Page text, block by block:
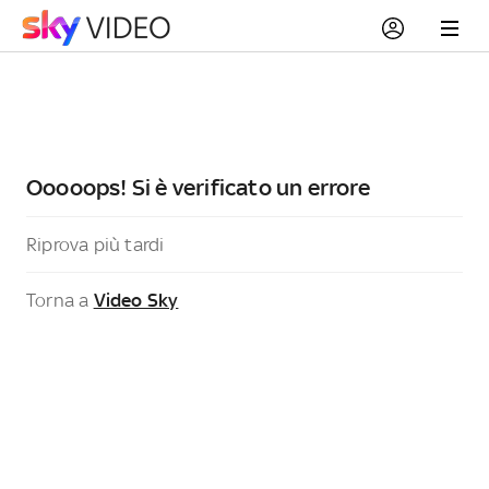
Ooooops! Si è verificato un errore
Riprova più tardi
Torna a Video Sky